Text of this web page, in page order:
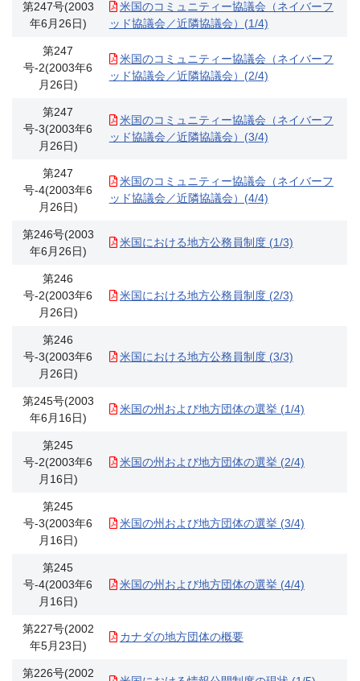
第247号(2003
年6月26日)
米国のコミュニティー協議会（ネイバーフ
ッド協議会／近隣協議会）(1/4)
第247
号-2(2003年6
月26日)
米国のコミュニティー協議会（ネイバーフ
ッド協議会／近隣協議会）(2/4)
第247
号-3(2003年6
月26日)
米国のコミュニティー協議会（ネイバーフ
ッド協議会／近隣協議会）(3/4)
第247
号-4(2003年6
月26日)
米国のコミュニティー協議会（ネイバーフ
ッド協議会／近隣協議会）(4/4)
第246号(2003
年6月26日)
米国における地方公務員制度 (1/3)
第246
号-2(2003年6
月26日)
米国における地方公務員制度 (2/3)
第246
号-3(2003年6
月26日)
米国における地方公務員制度 (3/3)
第245号(2003
年6月16日)
米国の州および地方団体の選挙 (1/4)
第245
号-2(2003年6
月16日)
米国の州および地方団体の選挙 (2/4)
第245
号-3(2003年6
月16日)
米国の州および地方団体の選挙 (3/4)
第245
号-4(2003年6
月16日)
米国の州および地方団体の選挙 (4/4)
第227号(2002
年5月23日)
カナダの地方団体の概要
第226号(2002